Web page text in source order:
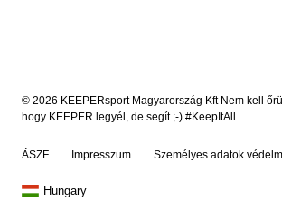
© 2026 KEEPERsport Magyarország Kft Nem kell
hogy KEEPER legyél, de segít ;-) #KeepItAll
ÁSZF Impresszum Személyes adatok
Hungary